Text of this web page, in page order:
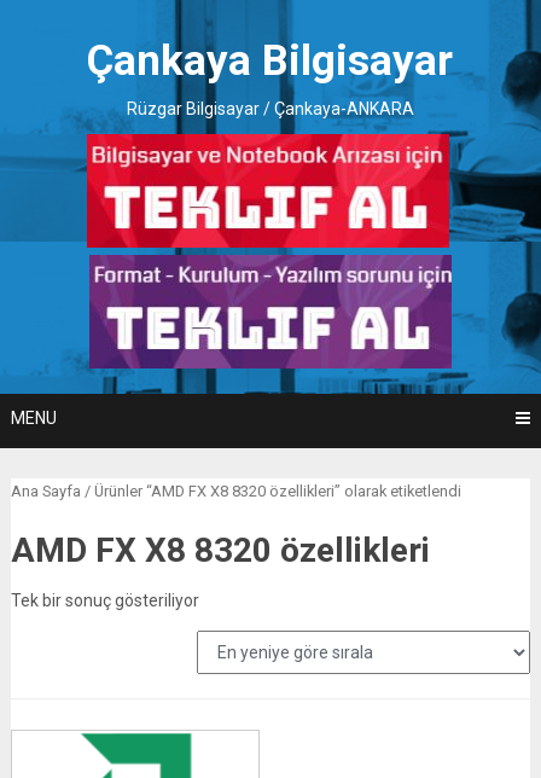
Çankaya Bilgisayar
Rüzgar Bilgisayar / Çankaya-ANKARA
MENU
Ana Sayfa / Ürünler “AMD FX X8 8320 özellikleri” olarak etiketlendi
AMD FX X8 8320 özellikleri
Tek bir sonuç gösteriliyor